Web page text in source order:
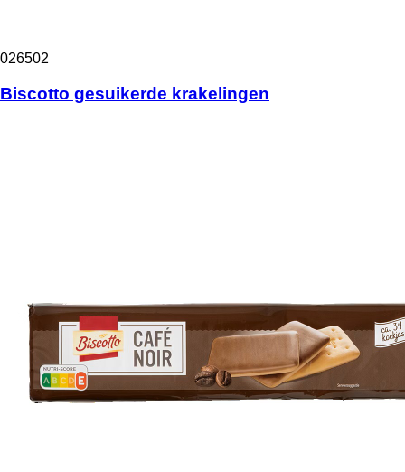
026502
Biscotto gesuikerde krakelingen